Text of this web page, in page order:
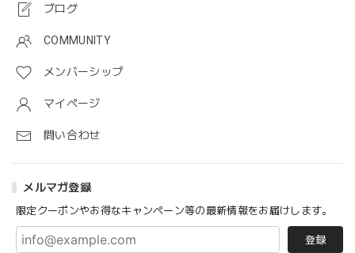
ブログ
COMMUNITY
メンバーシップ
マイページ
問い合わせ
メルマガ登録
限定クーポンやお得なキャンペーン等の最新情報をお届けします。
登録